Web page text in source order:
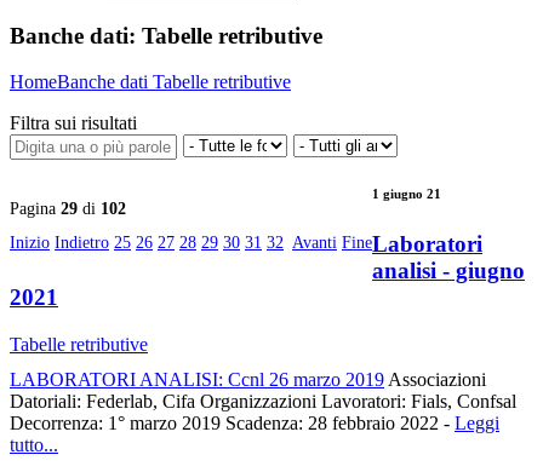
Banche dati: Tabelle retributive
HomeBanche dati Tabelle retributive
Filtra sui risultati
Pagina 29 di 102
Inizio Indietro 25 26 27 28 29 30 31 32 Avanti Fine
1 giugno 21
Laboratori
analisi - giugno
2021
Tabelle retributive
LABORATORI ANALISI: Ccnl 26 marzo 2019 Associazioni
Datoriali: Federlab, Cifa Organizzazioni Lavoratori: Fials, Confsal
Decorrenza: 1° marzo 2019 Scadenza: 28 febbraio 2022 - Leggi
tutto...